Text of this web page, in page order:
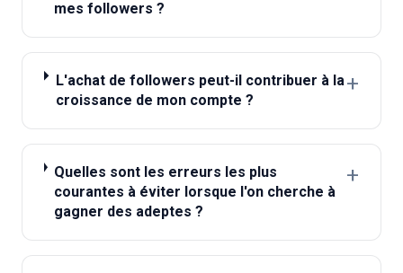
mes followers ?
L'achat de followers peut-il contribuer à la
croissance de mon compte ?
+
Quelles sont les erreurs les plus
courantes à éviter lorsque l'on cherche à
gagner des adeptes ?
+